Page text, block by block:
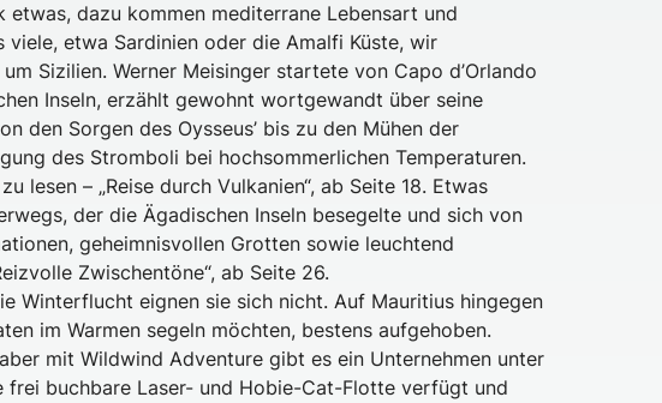
dazu kommen mediterrane Lebensart und
etwa Sardinien oder die Amalfi Küste, wir
Sizilien. Werner Meisinger startete von Capo d’Orlando
Inseln, erzählt gewohnt wortgewandt über seine
den Sorgen des Oysseus’ bis zu den Mühen der
des Stromboli bei hochsommerlichen Temperaturen.
lesen – „Reise durch Vulkanien“, ab Seite 18. Etwas
der die Ägadischen Inseln besegelte und sich von
geheimnisvollen Grotten sowie leuchtend
Zwischentöne“, ab Seite 26.
Winterflucht eignen sie sich nicht. Auf Mauritius hingegen
im Warmen segeln möchten, bestens aufgehoben.
mit Wildwind Adventure gibt es ein Unternehmen unter
frei buchbare Laser- und Hobie-Cat-Flotte verfügt und